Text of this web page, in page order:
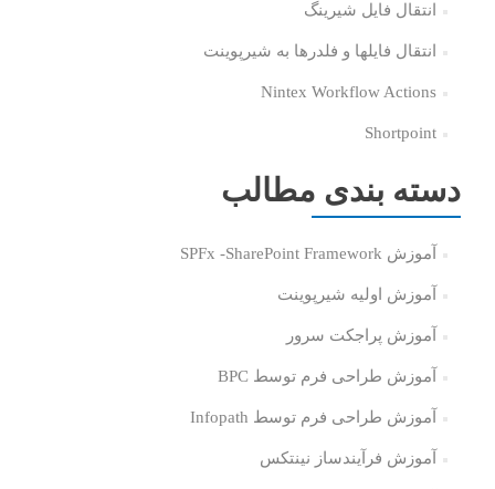
انتقال فایل شیرینگ
انتقال فایلها و فلدرها به شیرپوینت
Nintex Workflow Actions
Shortpoint
دسته بندی مطالب
آموزش SPFx -SharePoint Framework
آموزش اولیه شیرپوینت
آموزش پراجکت سرور
آموزش طراحی فرم توسط BPC
آموزش طراحی فرم توسط Infopath
آموزش فرآیندساز نینتکس